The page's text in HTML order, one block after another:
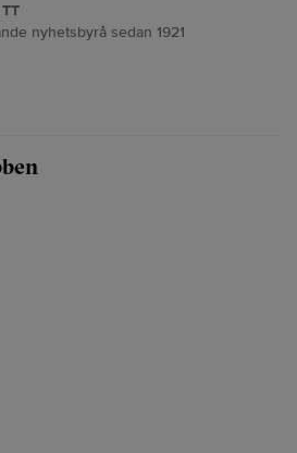
nyhetsbyrå sedan 1921